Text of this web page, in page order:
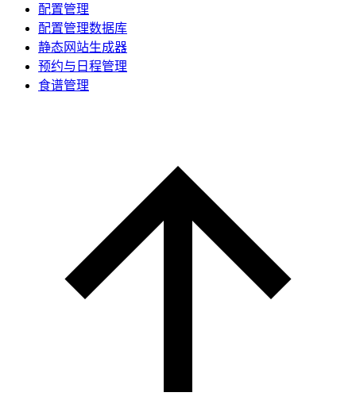
配置管理
配置管理数据库
静态网站生成器
预约与日程管理
食谱管理